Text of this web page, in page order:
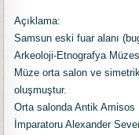
Açıklama:
Samsun eski fuar alanı
Arkeoloji-Etnografya
Müze orta salon ve
oluşmuştur.
Orta salonda Antik Amisos
İmparatoru Alexander